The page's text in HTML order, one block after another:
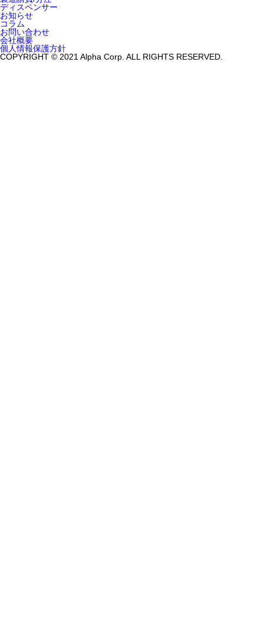
ディスペンサー
お知らせ
コラム
お問い合わせ
会社概要
個人情報保護方針
COPYRIGHT © 2021 Alpha Corp. ALL RIGHTS RESERVED.